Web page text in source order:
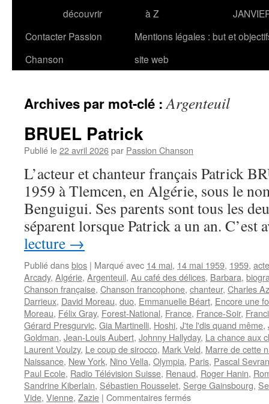
découvrir
à Z
Contacter Passion
Chanson
Mentions légales : but et
site web
Archives par mot-clé :Argenteuil
BRUEL Patrick
Publié le22 avril 2026par Passion Chanson
L’acteur et chanteur français Patrick
1959 à Tlemcen, en Algérie, sous le
Benguigui. Ses parents sont tous les
séparent lorsque Patrick a un an.
lecture →
Publié dansbios | Marqué avec 14 mai, 14 mai 1959, 1959,
Arcady, Algérie, Argenteuil, Au café des délices, Barbara,
Chanson française, Chanson francophone, chanteur, Charles
Darrieux, David Moreau, duo, Emmanuelle Béart, Encore une
Moreau, Félix Gray, Forest-National, France, France-Soir,
Gérard Presgurvic, Gia Martinelli, Hoshi, J'te l'dis quand même,
Goldman, Jean-Louis Aubert, Johnny Hallyday, La chance aux
Laurent Voulzy, Le coup de sirocco, Mark Veld, Marre de cette
Naissance, New York, Nino Vella, Olympia, Paris, Pascal Sevran
Paul Ecole, Radio Télévision Suisse, Renaud, Roger Hanin,
Sandrine Kiberlain, Sébastien Rousselet, Serge Gainsbourg,
Vide, Vienne, Zazie | Commentaires ferméssur